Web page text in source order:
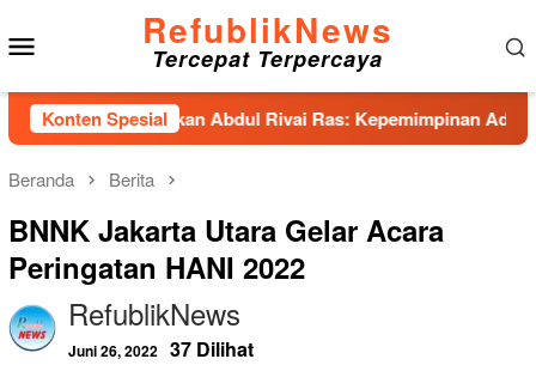
ke
konten
RefublikNews
Tercepat Terpercaya
Konten Spesial
Hadirkan Abdul Rivai Ras: Kepemimpinan Adalah Talenta
Beranda Berita
BNNK Jakarta Utara Gelar Acara
Peringatan HANI 2022
RefublikNews
Juni 26, 2022 37 Dilihat